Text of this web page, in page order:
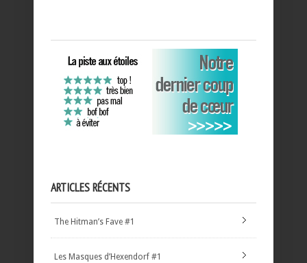
ARTICLES RÉCENTS
The Hitman’s Fave #1
Les Masques d’Hexendorf #1